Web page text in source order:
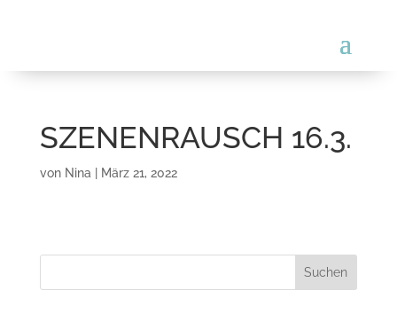
SZENENRAUSCH 16.3.
von Nina März 21, 2022